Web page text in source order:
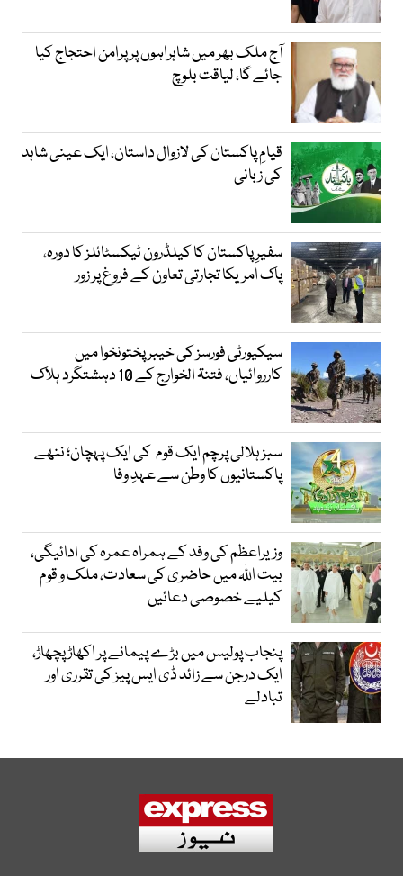
آج ملک بھر میں شاہراہوں پر پرامن احتجاج کیا
جائے گا، لیاقت بلوچ
قیامِ پاکستان کی لازوال داستان، ایک عینی شاہد
کی زبانی
سفیرِ پاکستان کا کیلڈرون ٹیکسٹائلز کا دورہ،
پاک امریکا تجارتی تعاون کے فروغ پر زور
سیکیورٹی فورسز کی خیبر پختونخوا میں
کارروائیاں، فتنۃ الخوارج کے 10 دہشتگرد ہلاک
سبز ہلالی پرچم ایک قوم کی ایک پہچان؛ ننھے
پاکستانیوں کا وطن سے عہدِ وفا
وزیراعظم کی وفد کے ہمراہ عمرہ کی ادائیگی،
بیت اللہ میں حاضری کی سعادت، ملک و قوم
کیلیے خصوصی دعائیں
پنجاب پولیس میں بڑے پیمانے پر اکھاڑ پچھاڑ،
ایک درجن سے زائد ڈی ایس پیز کی تقرری اور
تبادلے